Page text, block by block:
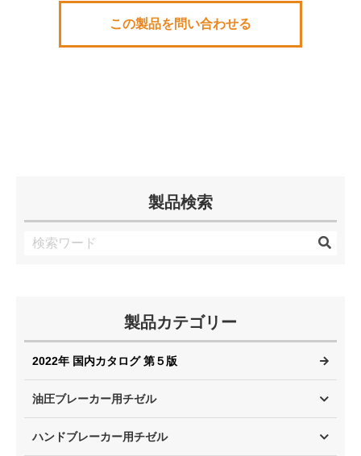
製品検索
製品カテゴリー
2022年 国内カタログ 第５版
油圧ブレーカー用チゼル
ハンドブレーカー用チゼル
この製品を問い合わせる